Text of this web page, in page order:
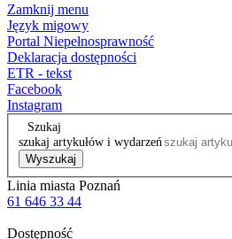
Zamknij menu
Język migowy
Portal Niepełnosprawność
Deklaracja dostępności
ETR - tekst
Facebook
Instagram
Szukaj
szukaj artykułów i wydarzeń
Wyszukaj
Linia miasta Poznań
61 646 33 44
Dostępność